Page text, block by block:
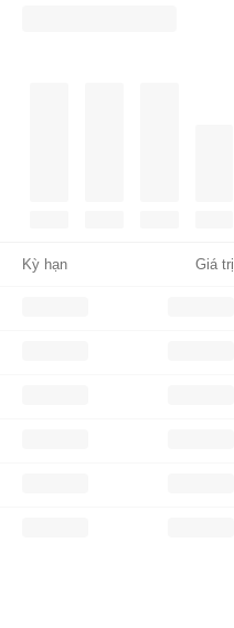
Kỳ hạn Giá trị